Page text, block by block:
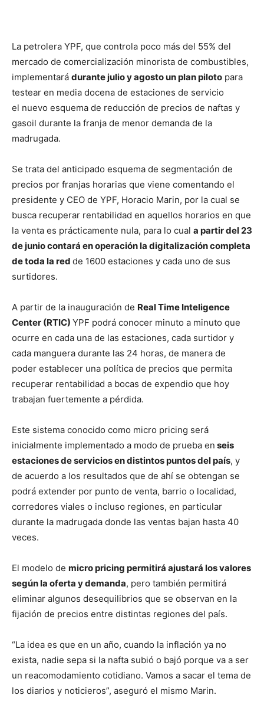
La petrolera YPF, que controla poco más del 55% del
mercado de comercialización minorista de combustibles,
implementará durante julio y agosto un plan piloto para
testear en media docena de estaciones de servicio
el nuevo esquema de reducción de precios de naftas y
gasoil durante la franja de menor demanda de la
madrugada.
Se trata del anticipado esquema de segmentación de
precios por franjas horarias que viene comentando el
presidente y CEO de YPF, Horacio Marin, por la cual se
busca recuperar rentabilidad en aquellos horarios en que
la venta es prácticamente nula, para lo cual a partir del 23
de junio contará en operación la digitalización completa
de toda la red de 1600 estaciones y cada uno de sus
surtidores.
A partir de la inauguración de Real Time Inteligence
Center (RTIC) YPF podrá conocer minuto a minuto que
ocurre en cada una de las estaciones, cada surtidor y
cada manguera durante las 24 horas, de manera de
poder establecer una política de precios que permita
recuperar rentabilidad a bocas de expendio que hoy
trabajan fuertemente a pérdida.
Este sistema conocido como micro pricing será
inicialmente implementado a modo de prueba en seis
estaciones de servicios en distintos puntos del país, y
de acuerdo a los resultados que de ahí se obtengan se
podrá extender por punto de venta, barrio o localidad,
corredores viales o incluso regiones, en particular
durante la madrugada donde las ventas bajan hasta 40
veces.
El modelo de micro pricing permitirá ajustará los valores
según la oferta y demanda, pero también permitirá
eliminar algunos desequilibrios que se observan en la
fijación de precios entre distintas regiones del país.
“La idea es que en un año, cuando la inflación ya no
exista, nadie sepa si la nafta subió o bajó porque va a ser
un reacomodamiento cotidiano. Vamos a sacar el tema de
los diarios y noticieros”, aseguró el mismo Marin.